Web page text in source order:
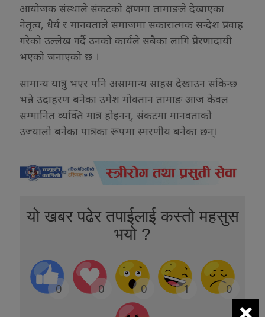
आयोजक संस्थाले संकटको क्षणमा तामाङले देखाएका
नेतृत्व, धैर्य र मानवताले समाजमा सकारात्मक सन्देश प्रवाह
गरेको उल्लेख गर्दै उनको कार्यले सबैका लागि प्रेरणादायी
भएको जनाएको छ ।
सामान्य यात्रु भएर पनि असामान्य साहस देखाउन सकिन्छ
भन्ने उदाहरण बनेका उमेश मोक्तान तामाङ आज केवल
सम्मानित व्यक्ति मात्र होइनन्, संकटमा मानवताको
उज्यालो बनेका पात्रका रूपमा स्मरणीय बनेका छन्।
यो खबर पढेर तपाईलाई कस्तो महसुस
भयो ?
0 0 0 1 0